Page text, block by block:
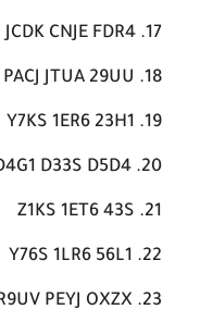
JCDK CNJE FDR4
PACJ JTUA 29UU
Y7KS 1ER6 23H1
D33S D5D4
Z1KS 1ET6 43S
Y76S 1LR6 56L1
PEYJ OXZX